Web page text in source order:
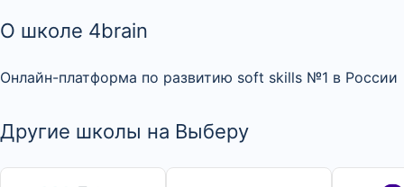
О школе 4brain
Онлайн-платформа по развитию soft skills №1 в России
Другие школы на Выберу